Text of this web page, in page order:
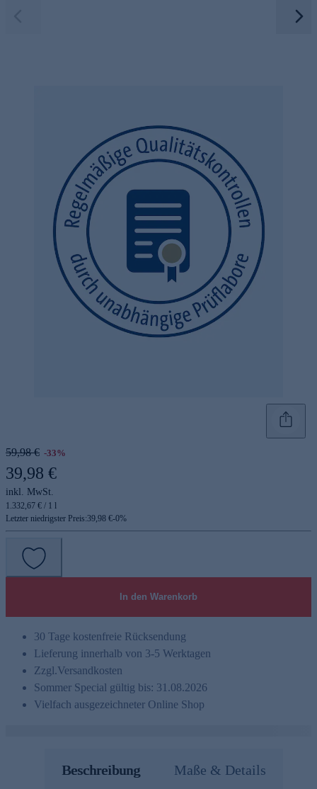
59,98 € -33%
39,98 €
inkl. MwSt.
1.332,67 € / 1 l
Letzter niedrigster Preis:39,98 €-0%
In den Warenkorb
30 Tage kostenfreie Rücksendung
Lieferung innerhalb von 3-5 Werktagen
Zzgl.Versandkosten
Sommer Special gültig bis: 31.08.2026
Vielfach ausgezeichneter Online Shop
Beschreibung Maße & Details